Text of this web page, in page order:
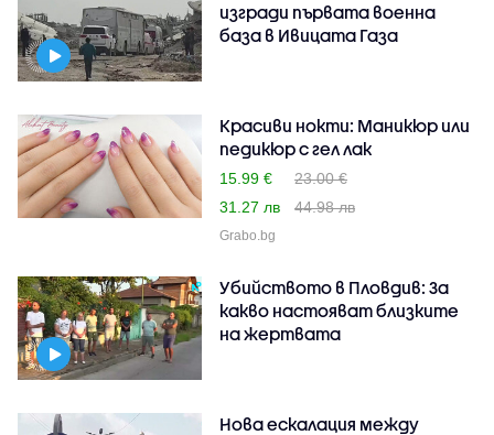
изгради първата военна
база в Ивицата Газа
Красиви нокти: Маникюр или
педикюр с гел лак
15.99 €
23.00 €
31.27 лв
44.98 лв
Grabo.bg
Убийството в Пловдив: За
какво настояват близките
на жертвата
Нова ескалация между